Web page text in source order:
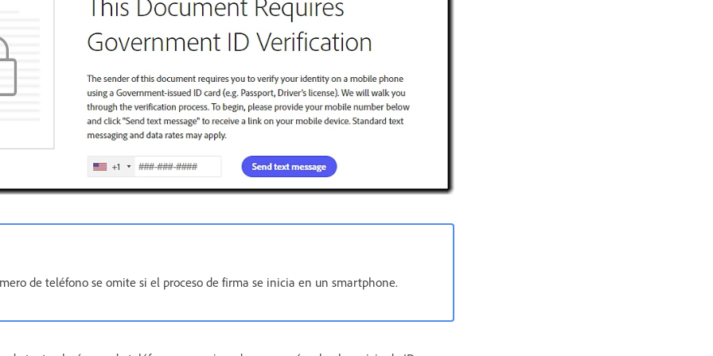
de teléfono se omite si el proceso de firma se inicia en un smartphone.